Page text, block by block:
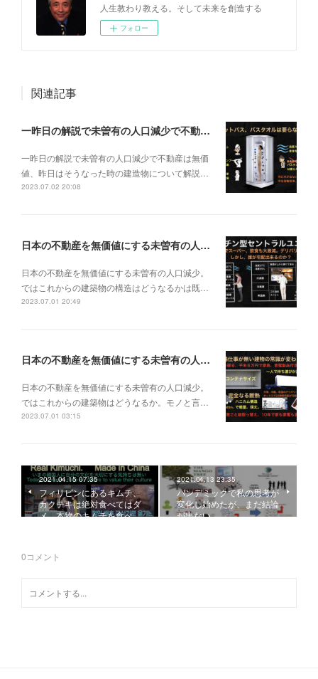
人生教わり教える。そして未来を創造する
フォロー
関連記事
一昨日の解説で未曽有の人口減少で不動産は無価値、昨日はそうなった時の建造物について解説、今日からはその設備について解説をして行く。
一昨日の解説で未曽有の人口減少で不動産は無価
値、昨日はそうなった時の建造物について解説…
2023.07.02 20:08
日本の不動産を無価値にする未曽有の人口減少。ではこれからの建築物の構造はどうなるかは既に解説した。今はその内部の内容。その1
日本の不動産を無価値にする未曽有の人口減少。
ではこれからの建築物の構造はどうなるかは既…
2023.07.01 20:49
日本の不動産を無価値にする未曽有の人口減少。ではこれからの建築物はどうなるか。
日本の不動産を無価値にする未曽有の人口減少。
ではこれからの建築物はどうなるか。モノと言…
2023.07.01 03:15
2021.04.15 07:35
フィリピンにあるキムチ、
カクテキは絶対食べてはダ
メ。本物のキムチを食べ…
2021.04.13 23:35
パンデミックで私の思考が
変化し始めたが、まだ結論
が出ない。
0コメント